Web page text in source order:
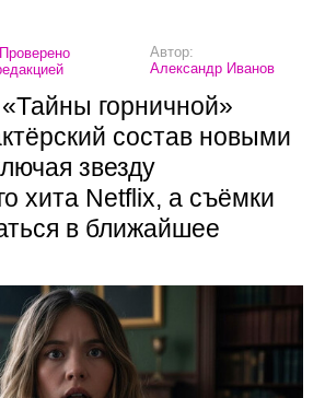
Проверено
Автор:
Александр Иванов
горничной»
состав новыми
звезду
хита Netflix, а съёмки
в ближайшее